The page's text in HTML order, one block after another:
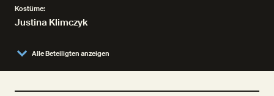
Alle Beteiligten anzeigen
Kostüme:
Justina Klimczyk